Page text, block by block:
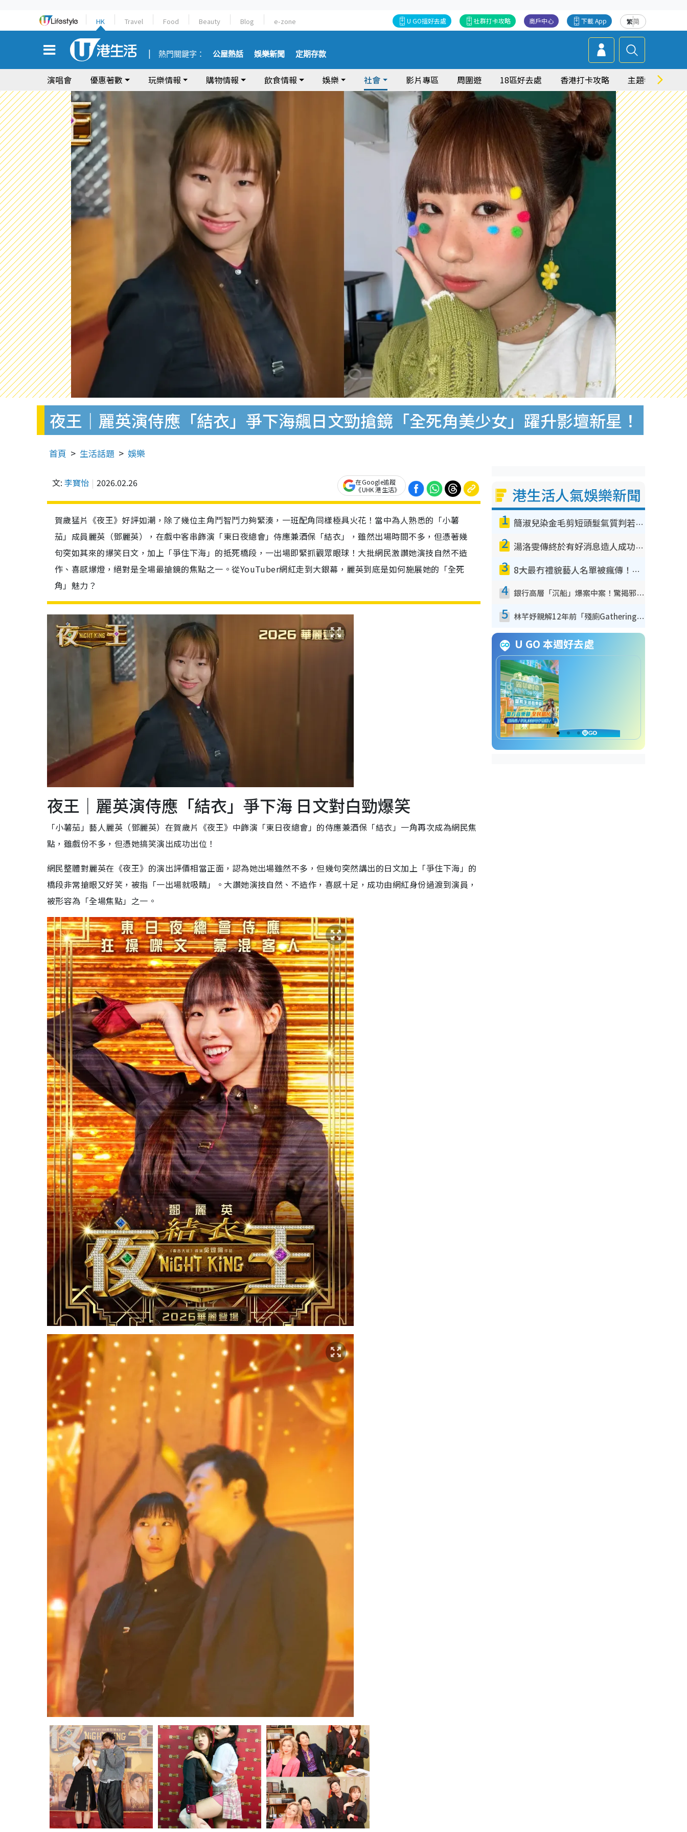
HK Travel Food Beauty Blog e-zone 繁简
下載 App
商戶中心
社群打卡攻略
U GO搵好去處
熱門關鍵字： 公屋熱話 娛樂新聞 定期存款
演唱會 優惠著數 玩樂情報 購物情報 飲食情報 娛樂 社會 影片專區 周圍遊 18區好去處 香港打卡攻略 主題特集
夜王｜麗英演侍應「結衣」爭下海飆日文勁搶鏡「全死角美少女」躍升影壇新星！
首頁 生活話題 娛樂
文: 李寶怡 2026.02.26
在Google追蹤
《UHK 港生活》
賀歲猛片《夜王》好評如潮，除了幾位主角鬥智鬥力夠緊湊，一班配角同樣極具火花！當中為人熟悉的「小薯
茄」成員麗英（鄧麗英），在戲中客串飾演「東日夜總會」侍應兼酒保「結衣」，雖然出場時間不多，但憑著幾
句突如其來的爆笑日文，加上「爭住下海」的抵死橋段，一出場即緊抓觀眾眼球！大批網民激讚她演技自然不造
作、喜感爆燈，絕對是全場最搶鏡的焦點之一。從YouTuber網紅走到大銀幕，麗英到底是如何施展她的「全死
角」魅力？
夜王｜麗英演侍應「結衣」爭下海 日文對白勁爆笑
「小薯茄」藝人麗英（鄧麗英）在賀歲片《夜王》中飾演「東日夜總會」的侍應兼酒保「結衣」一角再次成為網民焦
點，雖戲份不多，但憑她搞笑演出成功出位！
網民整體對麗英在《夜王》的演出評價相當正面，認為她出場雖然不多，但幾句突然講出的日文加上「爭住下海」的
橋段非常搶眼又好笑，被指「一出場就吸睛」。大讚她演技自然、不造作，喜感十足，成功由網紅身份過渡到演員，
被形容為「全場焦點」之一。
港生活人氣娛樂新聞
1 簡淑兒染金毛剪短頭髮氣質判若兩人！嚇壞老公麥大力都認唔出：「你做咩事？」
2 湯洛雯傳終於有好消息造人成功！兩大細節曝孕味極濃惹猜測：大肚婆先會咁！
3 8大最冇禮貌藝人名單被瘋傳！網民揭發明星真面目 一致數臭呢位係無品天花板？
4 銀行高層「沉船」爆案中案！驚揭邪教洗腦操控賣淫被吞600萬 幕後黑手講多錯多
5 林芊妤親解12年前「殘廁Gathering」真相！高層解約一句話重創尊嚴至今拒返TVB
U GO 本週好去處